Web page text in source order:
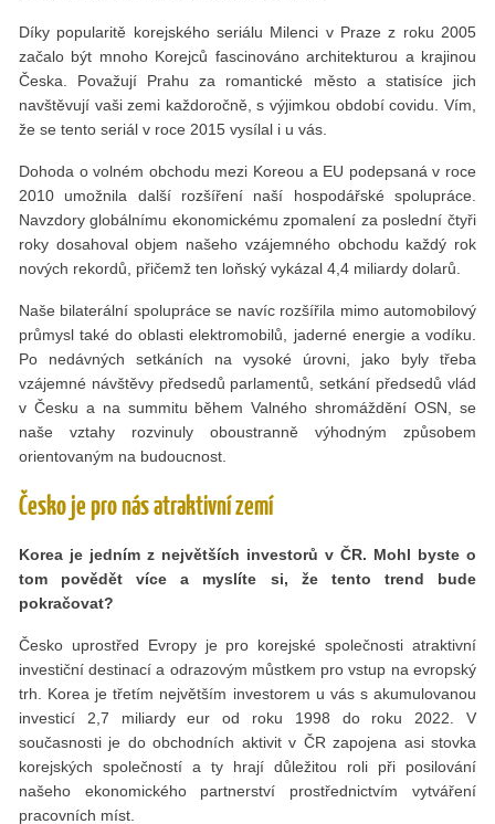
Díky popularitě korejského seriálu Milenci v Praze z roku 2005
začalo být mnoho Korejců fascinováno architekturou a krajinou
Česka. Považují Prahu za romantické město a statisíce jich
navštěvují vaši zemi každoročně, s výjimkou období covidu. Vím,
že se tento seriál v roce 2015 vysílal i u vás.
Dohoda o volném obchodu mezi Koreou a EU podepsaná v roce
2010 umožnila další rozšíření naší hospodářské spolupráce.
Navzdory globálnímu ekonomickému zpomalení za poslední čtyři
roky dosahoval objem našeho vzájemného obchodu každý rok
nových rekordů, přičemž ten loňský vykázal 4,4 miliardy dolarů.
Naše bilaterální spolupráce se navíc rozšířila mimo automobilový
průmysl také do oblasti elektromobilů, jaderné energie a vodíku.
Po nedávných setkáních na vysoké úrovni, jako byly třeba
vzájemné návštěvy předsedů parlamentů, setkání předsedů vlád
v Česku a na summitu během Valného shromáždění OSN, se
naše vztahy rozvinuly oboustranně výhodným způsobem
orientovaným na budoucnost.
Česko je pro nás atraktivní zemí
Korea je jedním z největších investorů v ČR. Mohl byste o
tom povědět více a myslíte si, že tento trend bude
pokračovat?
Česko uprostřed Evropy je pro korejské společnosti atraktivní
investiční destinací a odrazovým můstkem pro vstup na evropský
trh. Korea je třetím největším investorem u vás s akumulovanou
investicí 2,7 miliardy eur od roku 1998 do roku 2022. V
současnosti je do obchodních aktivit v ČR zapojena asi stovka
korejských společností a ty hrají důležitou roli při posilování
našeho ekonomického partnerství prostřednictvím vytváření
pracovních míst.